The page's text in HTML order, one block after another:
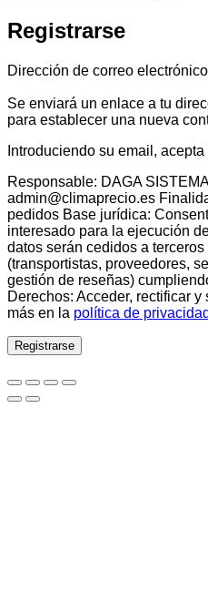
Registrarse
Dirección de correo electrónico
Se enviará un enlace a tu
para establecer una nueva
Introduciendo su email,
Responsable: DAGA
admin@climaprecio.es
pedidos Base jurídica:
interesado para la ejecución
datos serán cedidos a
(transportistas, proveedores,
gestión de reseñas)
Derechos: Acceder, rectificar
más en la política de privacidad
Registrarse